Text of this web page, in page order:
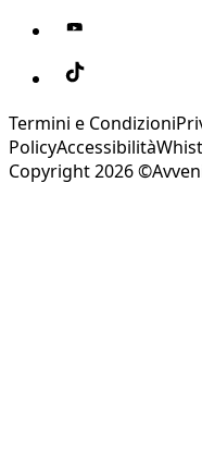
Termini e Condizioni
PolicyAccessibilità
Copyright 2026